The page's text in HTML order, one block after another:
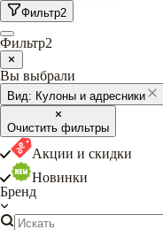
Фильтр2
Фильтр2
Вы выбрали
Вид: Кулоны и адресники
Очистить фильтры
Акции и скидки
Новинки
Бренд